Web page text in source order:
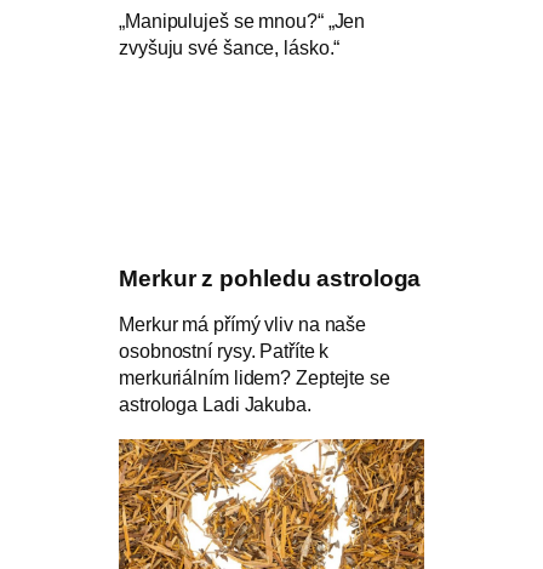
„Manipuluješ se mnou?“ „Jen
zvyšuju své šance, lásko.“
Merkur z pohledu astrologa
Merkur má přímý vliv na naše
osobnostní rysy. Patříte k
merkuriálním lidem? Zeptejte se
astrologa Ladi Jakuba.